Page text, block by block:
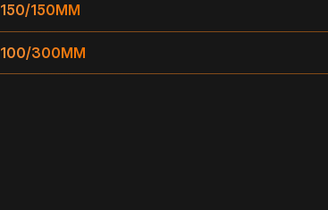
150/150MM
100/300MM